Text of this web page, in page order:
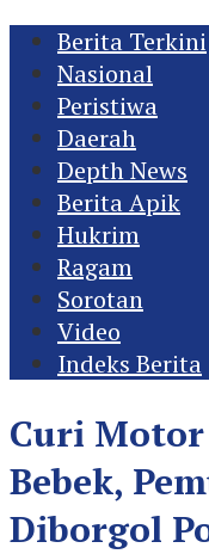
Berita Terkini
Nasional
Peristiwa
Daerah
Depth News
Berita Apik
Hukrim
Ragam
Sorotan
Video
Indeks Berita
Curi Motor
Bebek,
Diborgol